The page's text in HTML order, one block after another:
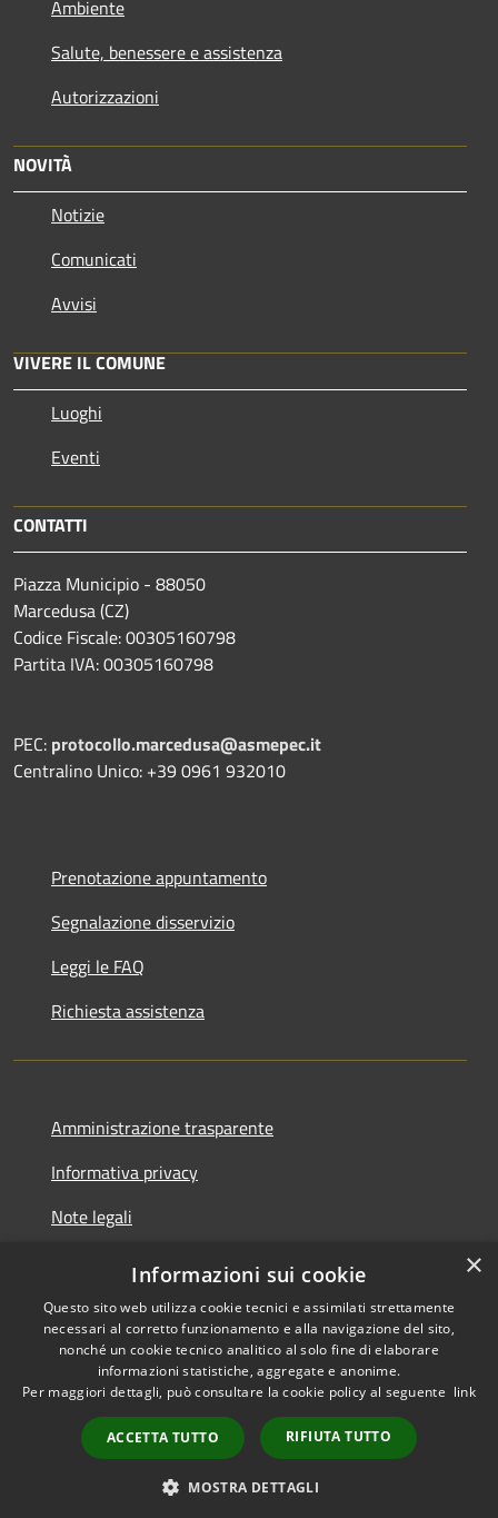
Ambiente
Salute, benessere e assistenza
Autorizzazioni
NOVITÀ
Notizie
Comunicati
Avvisi
VIVERE IL COMUNE
Luoghi
Eventi
CONTATTI
Piazza Municipio - 88050
Marcedusa (CZ)
Codice Fiscale: 00305160798
Partita IVA: 00305160798
PEC: protocollo.marcedusa@asmepec.it
Centralino Unico: +39 0961 932010
Prenotazione appuntamento
Segnalazione disservizio
Leggi le FAQ
Richiesta assistenza
Amministrazione trasparente
Informativa privacy
Note legali
Dichiarazione di accessibilità
Accessibilità
Copyright © 2026 • Comune di
Marcedusa • Powered by
Municipium•
Accesso redazione
×
Informazioni sui cookie
Questo sito web utilizza cookie tecnici e assimilati strettamente
necessari al corretto funzionamento e alla navigazione del sito,
nonché un cookie tecnico analitico al solo fine di elaborare
informazioni statistiche, aggregate e anonime.
Per maggiori dettagli, può consultare la cookie policy al seguente link
ACCETTA TUTTO RIFIUTA TUTTO
MOSTRA DETTAGLI